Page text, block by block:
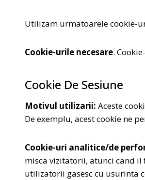
Utilizam urmatoarele cookie-
Cookie-urile necesare.
Cookie De Sesiune
Motivul utilizarii: Aceste
De exemplu, acest cookie ne
Cookie-uri analitice/de
misca vizitatorii, atunci cand il
utilizatorii gasesc cu usurinta